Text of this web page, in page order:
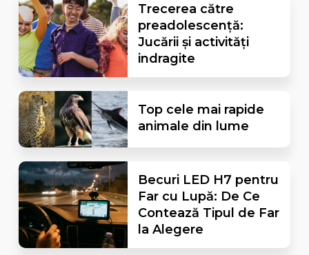
Trecerea către
preadolescență:
Jucării și activități
indragite
Top cele mai rapide
animale din lume
Becuri LED H7 pentru
Far cu Lupă: De Ce
Contează Tipul de Far
la Alegere